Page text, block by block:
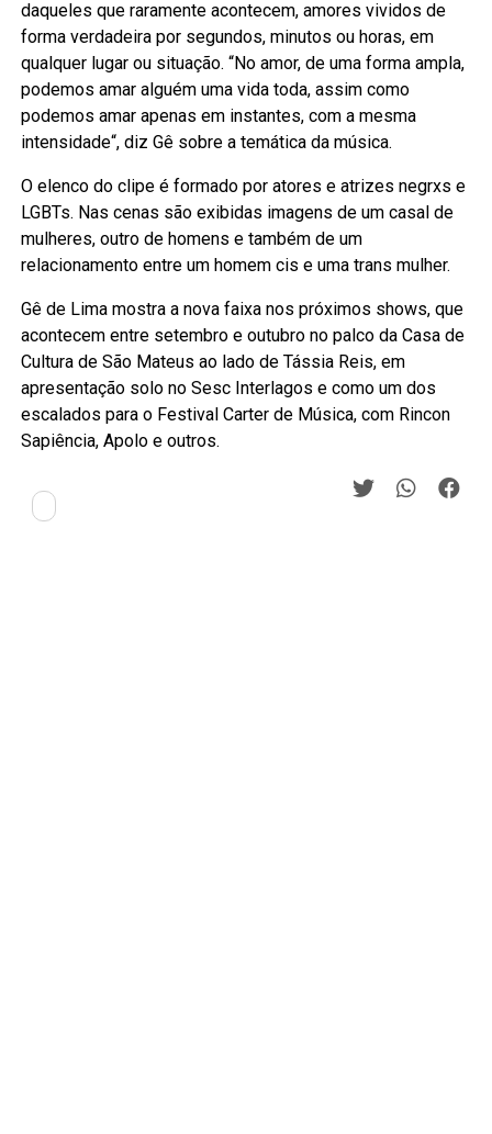
daqueles que raramente acontecem, amores vividos de
forma verdadeira por segundos, minutos ou horas, em
qualquer lugar ou situação. “No amor, de uma forma ampla,
podemos amar alguém uma vida toda, assim como
podemos amar apenas em instantes, com a mesma
intensidade“, diz Gê sobre a temática da música.
O elenco do clipe é formado por atores e atrizes negrxs e
LGBTs. Nas cenas são exibidas imagens de um casal de
mulheres, outro de homens e também de um
relacionamento entre um homem cis e uma trans mulher.
Gê de Lima mostra a nova faixa nos próximos shows, que
acontecem entre setembro e outubro no palco da Casa de
Cultura de São Mateus ao lado de Tássia Reis, em
apresentação solo no Sesc Interlagos e como um dos
escalados para o Festival Carter de Música, com Rincon
Sapiência, Apolo e outros.